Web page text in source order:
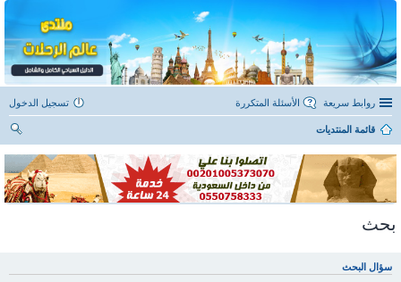
روابط سريعة الأسئلة المتكررة تسجيل الدخول
قائمة المنتديات
ث
بحث
سؤال البحث